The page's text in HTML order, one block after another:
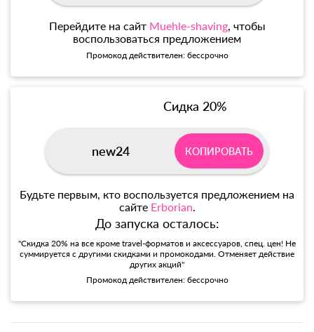
Перейдите на сайт Muehle-shaving, чтобы
воспользоваться предложением
Промокод действителен: бессрочно
Сидка 20%
new24 КОПИРОВАТЬ
Будьте первым, кто воспользуется предложением на
сайте Erborian.
До запуска осталось:
"Скидка 20% на все кроме travel-форматов и аксессуаров, спец. цен! Не
суммируется с другими скидками и промокодами. Отменяет действие
других акций"
Промокод действителен: бессрочно